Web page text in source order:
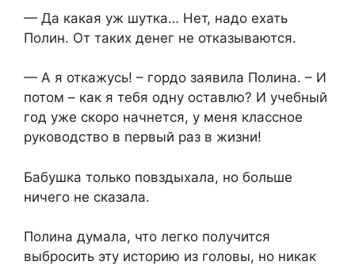
— Да какая уж шутка… Нет, надо ехать
Полин. От таких денег не отказываются.
— А я откажусь! – гордо заявила Полина. – И
потом – как я тебя одну оставлю? И учебный
год уже скоро начнется, у меня классное
руководство в первый раз в жизни!
Бабушка только повздыхала, но больше
ничего не сказала.
Полина думала, что легко получится
выбросить эту историю из головы, но никак